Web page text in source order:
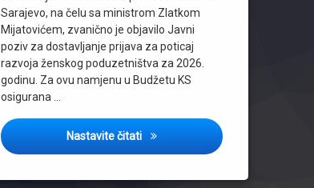
Sarajevo, na čelu sa ministrom Zlatkom
Mijatovićem, zvanično je objavilo Javni
poziv za dostavljanje prijava za poticaj
razvoja ženskog poduzetništva za 2026.
godinu. Za ovu namjenu u Budžetu KS
osigurana …
Nastavite čitati Ministarstvo privrede KS